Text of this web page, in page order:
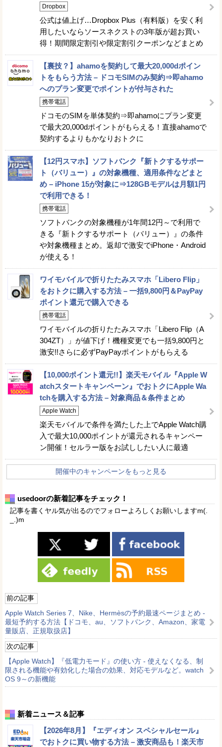
Dropbox
公式は値上げ…Dropbox Plus（有料版）を安く利
用したいならソースネクストの3年版が超お買い
得！期間限定割引や限定割引クーポンなどまとめ
【裏技？】ahamoを契約して最大20,000dポイン
トをもらう方法 – ドコモSIMのみ契約⇒即ahamo
へのプラン変更でポイントが付与された
携帯電話
ドコモのSIMを単体契約⇒即ahamoにプラン変更
で最大20,000dポイントがもらえる！直接ahamoで
契約するよりもかなりおトクに
【12円スマホ】ソフトバンク『新トクするサポー
ト（バリュー）』の対象機種、適用条件などまと
め – iPhone 15が対象に⇒128GBモデルは月額1円
で利用できる！
携帯電話
ソフトバンクの対象機種が1年間12円～で利用で
きる『新トクするサポート（バリュー）』の条件
や対象機種まとめ。返却で激安でiPhone・Android
が使える！
ワイモバイルで折りたたみスマホ「Libero Flip」
をおトクに購入する方法 – 一括9,800円＆PayPay
ポイント還元で購入できる
携帯電話
ワイモバイルの折りたたみスマホ「Libero Flip（A
304ZT）」が値下げ！機種変更でも一括9,800円と
激安!!さらに必ずPayPayポイントがもらえる
【10,000ポイント還元!!】楽天モバイル『Apple W
atchスタートキャンペーン』でおトクにApple Wa
tchを購入する方法 – 対象商品＆条件まとめ
Apple Watch
楽天モバイルで条件を満たした上でApple Watch購
入で最大10,000ポイントが還元されるキャンペー
ン開催！セルラー版をお試ししたい人に最適
開催中のキャンペーンをもっと見る
usedoorの新着記事をチェック！
記事を書くヤル気が出るのでフォローよろしくお願いしますm(.
_.)m
前の記事
Apple Watch Series 7、Nike、Hermèsの予約最速ページまとめ -
最短予約する方法【ドコモ、au、ソフトバンク、Amazon、家電
量販店、正規取扱店】
次の記事
【Apple Watch】『低電力モード』の使い方 - 使えなくなる、制
限される機能や有効化した場合の効果、対応モデルなど。watch
OS 9～の新機能
新着ニュース＆記事
【2026年8月】『エディオン スペシャルセール』
でおトクに買い物する方法 – 激安商品も！楽天市